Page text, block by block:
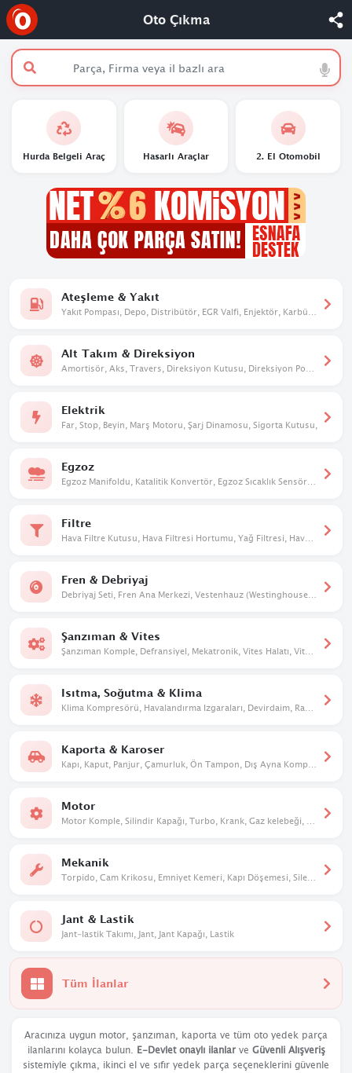
Oto Çıkma
Hurda Belgeli Araç Hasarlı Araçlar 2. El Otomobil
Ateşleme & Yakıt
Alt Takım & Direksiyon
Elektrik
Far, Stop, Beyin, Marş Motoru, Şarj Dinamosu, Sigorta Kutusu,
Egzoz
Filtre
Fren & Debriyaj
Şanzıman & Vites
Isıtma, Soğutma & Klima
Kaporta & Karoser
Motor
Mekanik
Jant & Lastik
Jant-lastik Takımı, Jant, Jant Kapağı, Lastik
Tüm İlanlar
Aracınıza uygun motor, şanzıman, kaporta ve tüm oto yedek parça
ilanlarını kolayca bulun. E-Devlet onaylı ilanlarve Güvenli Alışveriş
sistemiyle çıkma, ikinci el ve sıfır yedek parça seçeneklerini güvenle